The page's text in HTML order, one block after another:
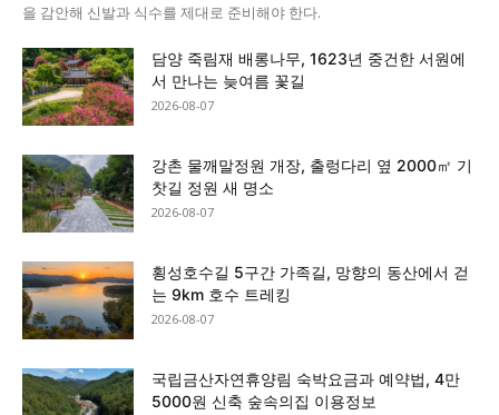
을 감안해 신발과 식수를 제대로 준비해야 한다.
담양 죽림재 배롱나무, 1623년 중건한 서원에
서 만나는 늦여름 꽃길
2026-08-07
강촌 물깨말정원 개장, 출렁다리 옆 2000㎡ 기
찻길 정원 새 명소
2026-08-07
횡성호수길 5구간 가족길, 망향의 동산에서 걷
는 9km 호수 트레킹
2026-08-07
국립금산자연휴양림 숙박요금과 예약법, 4만
5000원 신축 숲속의집 이용정보